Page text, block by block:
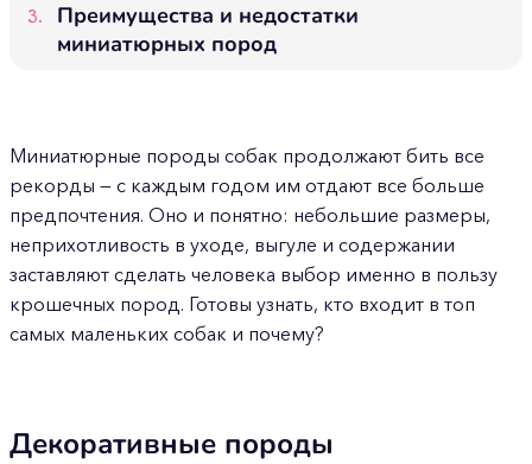
Преимущества и недостатки
миниатюрных пород
Миниатюрные породы собак продолжают бить все
рекорды — с каждым годом им отдают все больше
предпочтения. Оно и понятно: небольшие размеры,
неприхотливость в уходе, выгуле и содержании
заставляют сделать человека выбор именно в пользу
крошечных пород. Готовы узнать, кто входит в топ
самых маленьких собак и почему?
Декоративные породы